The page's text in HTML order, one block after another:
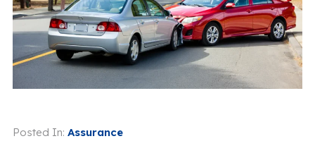
Posted In: Assurance